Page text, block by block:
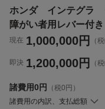
ホンダ インテグ
障がい者用レバー付
現在 1,000,000円 （
即決 1,200,000円 （
諸費用0円
（税0円）
諸費用の内訳、支払総額